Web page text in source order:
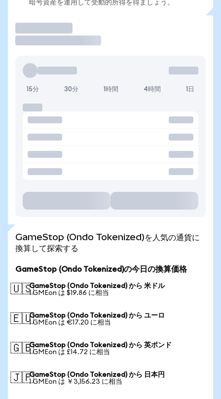
暗号資産を運用して受動的所得を得ましょう。
15分 30分 1時間 4時間 1日
GameStop (Ondo Tokenized)を人気の通貨に
換算して探索する
GameStop (Ondo Tokenized)の今日の換算価格
🇺🇸GameStop (Ondo Tokenized) から 米ドル
1 GMEon は $19.86 に相当
🇪🇺GameStop (Ondo Tokenized) から ユーロ
1 GMEon は €17.20 に相当
🇬🇧GameStop (Ondo Tokenized) から 英ポンド
1 GMEon は £14.72 に相当
🇯🇵GameStop (Ondo Tokenized) から 日本円
1 GMEon は ￥3,156.23 に相当